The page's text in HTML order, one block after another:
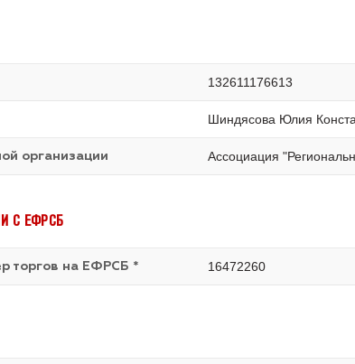
132611176613
Шиндясова Юлия
организации Ассоциация
С ЕФРСБ
торгов на ЕФРСБ * 16472260